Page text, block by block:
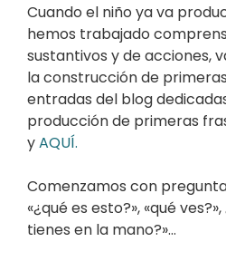
Cuando el niño ya va
hemos trabajado
sustantivos y de acciones,
la construcción de
entradas del blog
producción de primeras
yAQUÍ.
Comenzamos con
«¿qué es esto?», «qué
tienes en la mano?»…